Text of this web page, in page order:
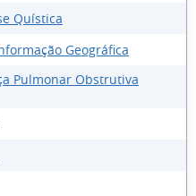
Quística
Geográfica
Pulmonar Obstrutiva